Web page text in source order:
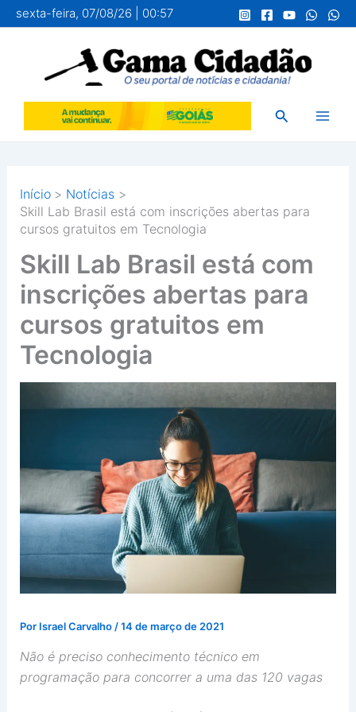
para
conteúdo
sexta-feira, 07/08/26 | 00:57
Pesquisar
Início
Notícias
Skill Lab Brasil está com inscrições abertas para
cursos gratuitos em Tecnologia
Skill Lab Brasil está com
inscrições abertas para
cursos gratuitos em
Tecnologia
Por Israel Carvalho /14 de março de 2021
Não é preciso conhecimento técnico em
programação para concorrer a uma das 120 vagas